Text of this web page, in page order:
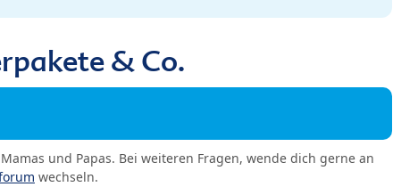
& Co.
und Papas. Bei weiteren Fragen, wende dich gerne an
wechseln.